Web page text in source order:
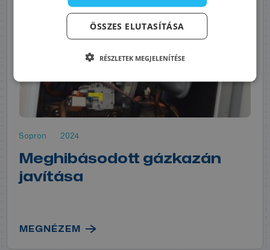
Sopron 2024
Meghibásodott gázkazán
javítása
MEGNÉZEM
ÖSSZES ELUTASÍTÁSA
RÉSZLETEK MEGJELENÍTÉSE